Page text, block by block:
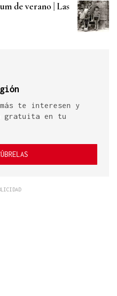
de verano | Las
te interesen y
gratuita en tu